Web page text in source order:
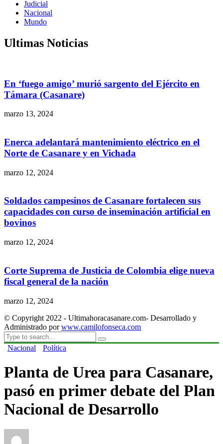
Judicial
Nacional
Mundo
Ultimas Noticias
En ‘fuego amigo’ murió sargento del Ejército en
Támara (Casanare)
marzo 13, 2024
Enerca adelantará mantenimiento eléctrico en el
Norte de Casanare y en Vichada
marzo 12, 2024
Soldados campesinos de Casanare fortalecen sus
capacidades con curso de inseminación artificial en
bovinos
marzo 12, 2024
Corte Suprema de Justicia de Colombia elige nueva
fiscal general de la nación
marzo 12, 2024
© Copyright 2022 - Ultimahoracasanare.com- Desarrollado y
Administrado porwww.camilofonseca.com
Nacional Política
Planta de Urea para Casanare,
pasó en primer debate del Plan
Nacional de Desarrollo